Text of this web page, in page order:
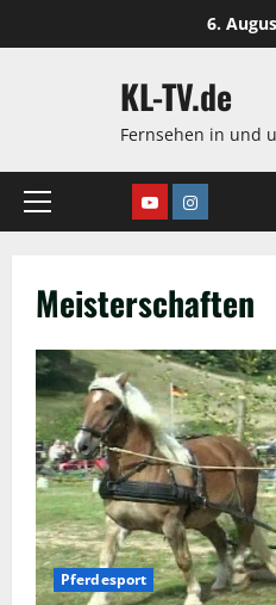
Inhalt
6.
KL-TV.de
Fernsehen in und
Hauptmenü
YoutubeInstagram
Meisterschaften
Pferdesport